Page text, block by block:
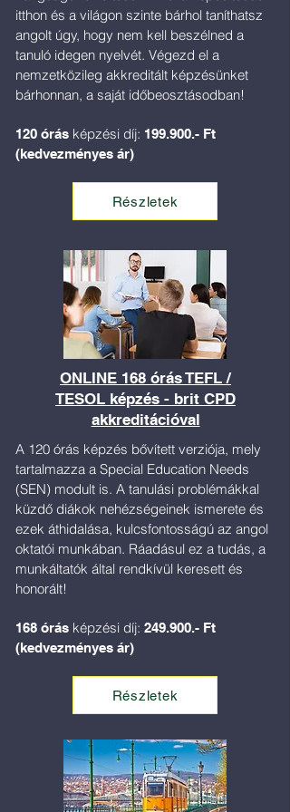
itthon és a világon szinte bárhol taníthatsz
angolt úgy, hogy nem kell beszélned a
tanuló idegen nyelvét. Végezd el a
nemzetközileg akkreditált képzésünket
bárhonnan, a saját időbeosztásodban!
120 órás képzési díj: 199.900.- Ft
(kedvezményes ár)
Részletek
ONLINE 168 órás TEFL /
TESOL képzés - brit CPD
akkreditációval
A 120 órás képzés bővített verziója, mely
tartalmazza a Special Education Needs
(SEN) modult is. A tanulási problémákkal
küzdő diákok nehézségeinek ismerete és
ezek áthidalása, kulcsfontosságú az angol
oktatói munkában. Ráadásul ez a tudás, a
munkáltatók által rendkívül keresett és
honorált!
168 órás képzési díj: 249.900.- Ft
(kedvezményes ár)
Részletek